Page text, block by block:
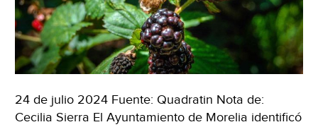
24 de julio 2024 Fuente: Quadratin Nota de:
Cecilia Sierra El Ayuntamiento de Morelia identificó